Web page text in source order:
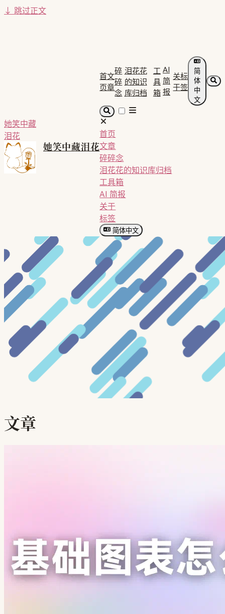
↓ 跳过正文
她笑中藏
泪花
她笑中藏泪花
首
页
文
章
碎
碎
念
泪花花
的知识
库归档
工
具
箱
AI
简
报
关
于
标
签
简
体
中
文
首页
文章
碎碎念
泪花花的知识库归档
工具箱
AI 简报
关于
标签
简体中文
文章